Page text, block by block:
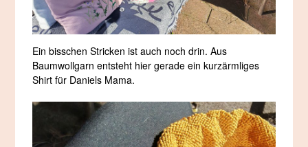
Ein bisschen Stricken ist auch noch drin. Aus
Baumwollgarn entsteht hier gerade ein kurzärmliges
Shirt für Daniels Mama.